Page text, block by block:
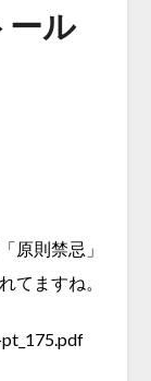
ール
原則禁忌」
てますね。